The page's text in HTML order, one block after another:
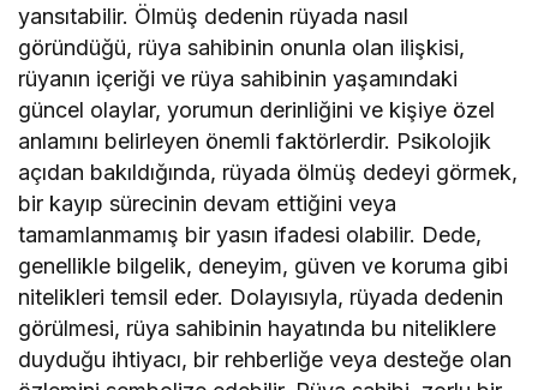
yansıtabilir. Ölmüş dedenin rüyada nasıl
göründüğü, rüya sahibinin onunla olan ilişkisi,
rüyanın içeriği ve rüya sahibinin yaşamındaki
güncel olaylar, yorumun derinliğini ve kişiye özel
anlamını belirleyen önemli faktörlerdir. Psikolojik
açıdan bakıldığında, rüyada ölmüş dedeyi görmek,
bir kayıp sürecinin devam ettiğini veya
tamamlanmamış bir yasın ifadesi olabilir. Dede,
genellikle bilgelik, deneyim, güven ve koruma gibi
nitelikleri temsil eder. Dolayısıyla, rüyada dedenin
görülmesi, rüya sahibinin hayatında bu niteliklere
duyduğu ihtiyacı, bir rehberliğe veya desteğe olan